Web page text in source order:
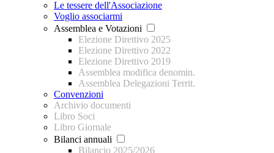
Le tessere dell'Associazione
Voglio associarmi
Assemblea e Votazioni
Elezione Direttivo 2025
Elezione Direttivo 2022
Elezione Direttivo 2019
Assemblea modifica denomin.
Assemblea Delegazioni Territ.
Convenzioni
Archivio documenti
Libro Soci
Libro Giornale
Bilanci annuali
Bilancio 2025/2026